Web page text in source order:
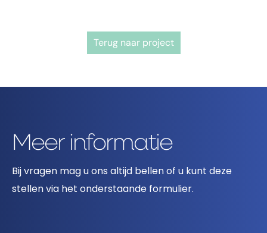
Terug naar project
Meer informatie
Bij vragen mag u ons altijd bellen of u kunt deze
stellen via het onderstaande formulier.